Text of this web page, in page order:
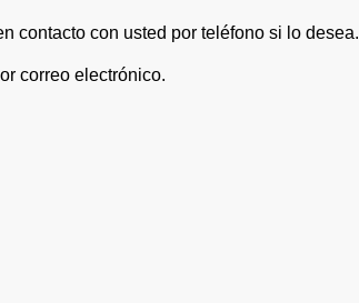
contacto con usted por teléfono si lo desea.
correo electrónico.